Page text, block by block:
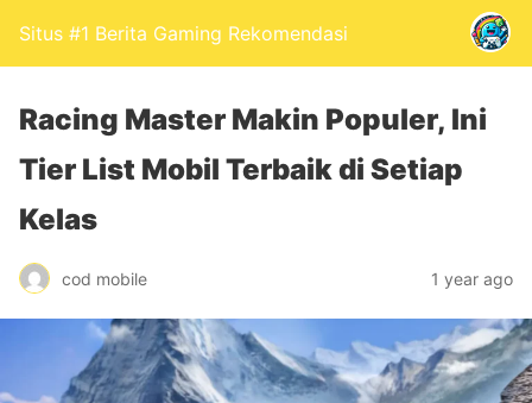
Situs #1 Berita Gaming Rekomendasi
Racing Master Makin Populer, Ini
Tier List Mobil Terbaik di Setiap
Kelas
cod mobile 1 year ago